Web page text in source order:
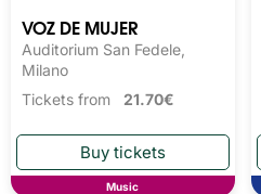
VOZ DE MUJER
Auditorium San Fedele,
Milano
Tickets from 21.70€
Music